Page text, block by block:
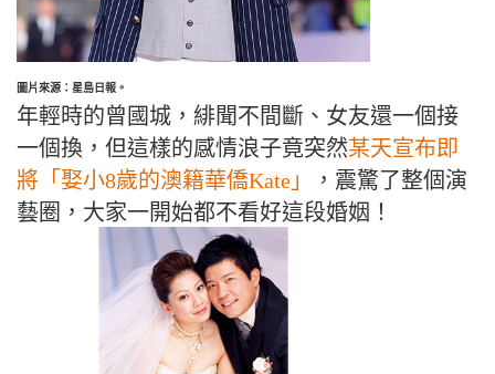
圖片來源：星島日報。
年輕時的曾國城，緋聞不間斷、女友還一個接
一個換，但這樣的感情浪子竟突然某天宣布即
將「娶小8歲的澳籍華僑Kate」
，震驚了整個演
藝圈，大家一開始都不看好這段婚姻！